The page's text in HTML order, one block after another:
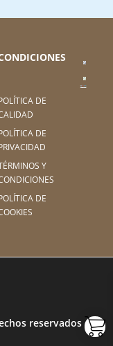
DE
DE
Y
DE
reservados